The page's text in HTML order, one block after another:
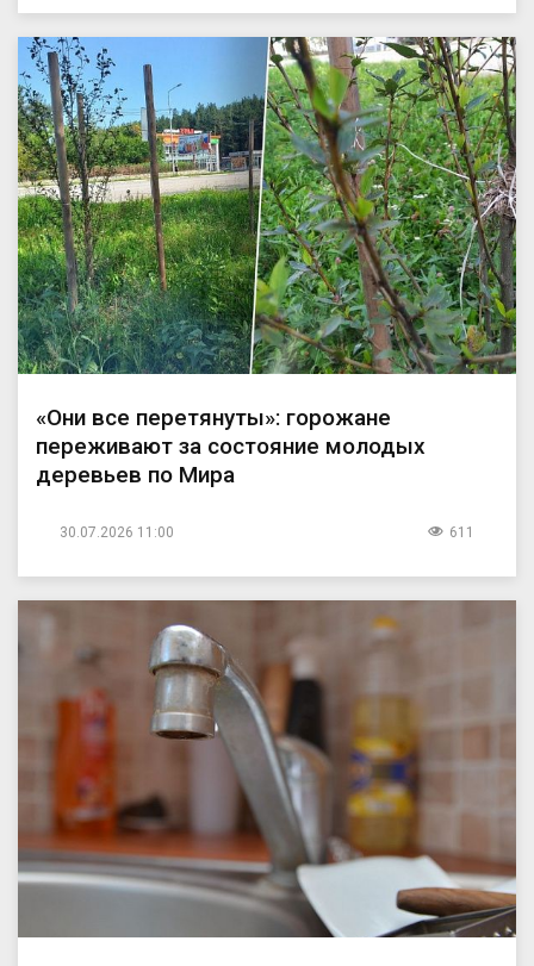
«Они все перетянуты»: горожане
переживают за состояние молодых
деревьев по Мира
30.07.2026 11:00 611